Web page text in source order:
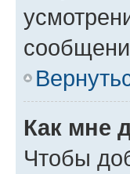
Как мне
Чтобы